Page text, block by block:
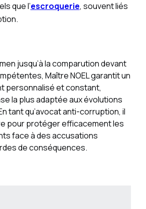
que l’escroquerie, souvent liés
jusqu’à la comparution devant
Maître NOEL garantit un
personnalisé et constant,
la plus adaptée aux évolutions
tant qu’avocat anti-corruption, il
pour protéger efficacement les
face à des accusations
de conséquences.